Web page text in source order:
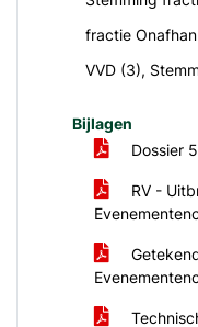
fractie
VVD (3),
Bijlagen
Dossier
RV -